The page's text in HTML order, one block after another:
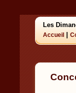
Les
Accueil